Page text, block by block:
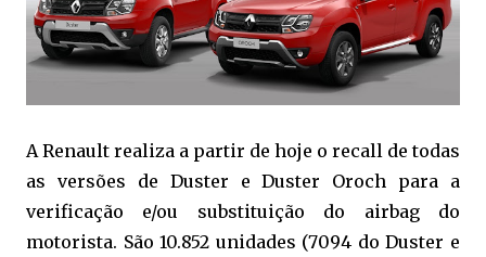
A Renault realiza a partir de hoje o recall de todas
as versões de Duster e Duster Oroch para a
verificação e/ou substituição do airbag do
motorista. São 10.852 unidades (7094 do Duster e